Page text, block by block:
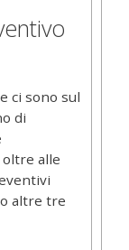
ci sono sul
di
alle
altre tre